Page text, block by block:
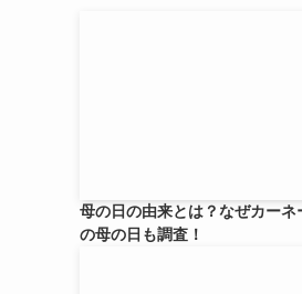
母の日の由来とは？なぜカーネ
の母の日も調査！